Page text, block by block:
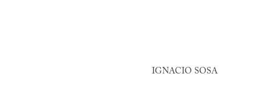
IGNACIO SOSA